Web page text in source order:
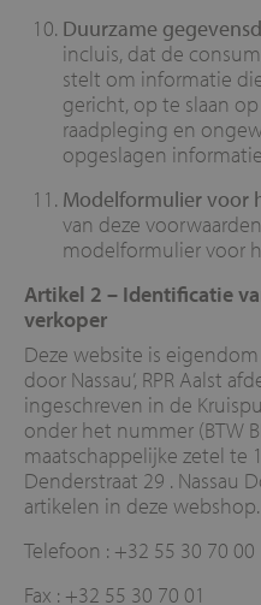
Duurzame
incluis, dat de
stelt om informatie
gericht, op te slaan
raadpleging en
opgeslagen
Modelformulier voor
van deze
modelformulier voor
Artikel 2 – Identificatie
verkoper
Deze website is eigendom
door Nassau’, RPR Aalst
ingeschreven in de
onder het nummer (BTW
maatschappelijke zetel te
Denderstraat 29 . Nassau
artikelen in deze webshop.
Telefoon : +32 55 30 70 00
Fax : +32 55 30 70 01